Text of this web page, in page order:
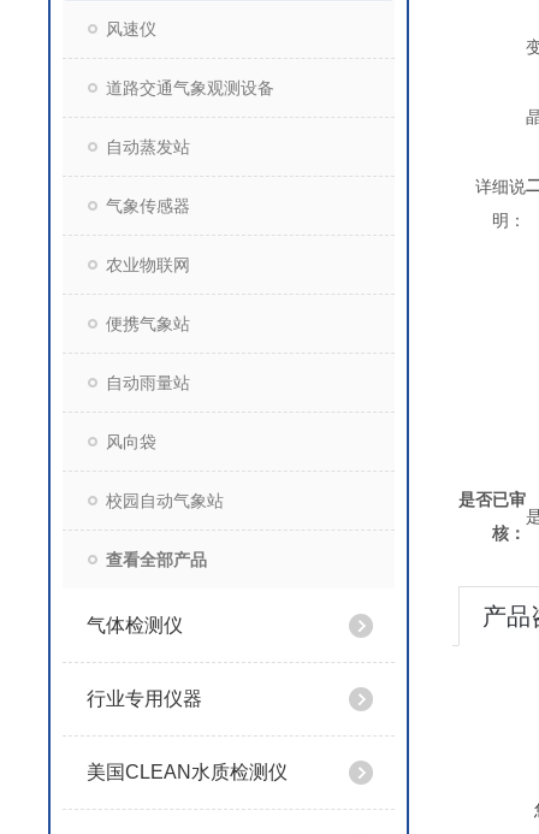
风速仪
道路交通气象观测设备
自动蒸发站
气象传感器
农业物联网
便携气象站
自动雨量站
风向袋
校园自动气象站
查看全部产品
气体检测仪
行业专用仪器
美国CLEAN水质检测仪
详细说
明：
是否已审
核：
产品